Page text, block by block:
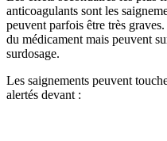
anticoagulants sont les
peuvent parfois être très
du médicament mais peuvent
surdosage.
Les saignements peuvent
alertés devant :